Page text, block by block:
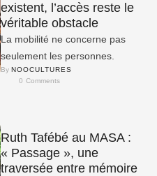
existent, l’accès reste le
véritable obstacle
La mobilité ne concerne pas
seulement les personnes.
By NOOCULTURES
0 Comments
Ruth Tafébé au MASA :
« Passage », une
traversée entre mémoire